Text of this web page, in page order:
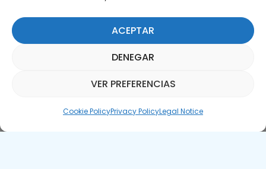
ACEPTAR
DENEGAR
VER PREFERENCIAS
Cookie PolicyPrivacy PolicyLegal Notice